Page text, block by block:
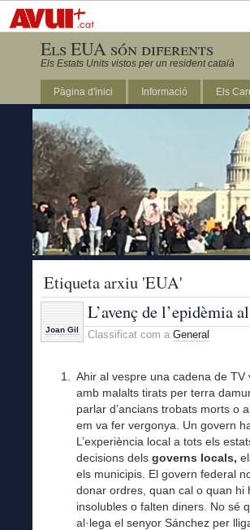
Els EUA són diferents
Els Estats Units vistos per un resident català
Pàgina d'inici Informació Els
Etiqueta arxiu 'EUA'
Joan Gil
L’avenç de l’epidèmia
Classificat com a General
Ahir al vespre una cadena de
amb malalts tirats per terra
parlar d’ancians trobats morts o
em va fer vergonya. Un govern
L’experiència local a tots els
decisions delsgoverns locals,
els municipis. El govern federal
donar ordres, quan cal o quan hi
insolubles o falten diners. No sé
al·lega el senyor Sánchez per